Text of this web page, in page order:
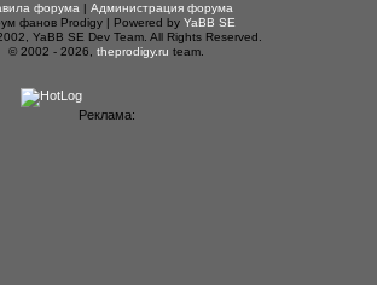
форума | Администрация форума
фанов Prodigy | Powered by YaBB SE
YaBB SE Dev Team. All Rights Reserved.
© 2002 - 2026, theprodigy.ru team.
Реклама: